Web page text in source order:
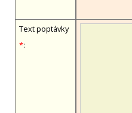
Text poptávky
*: